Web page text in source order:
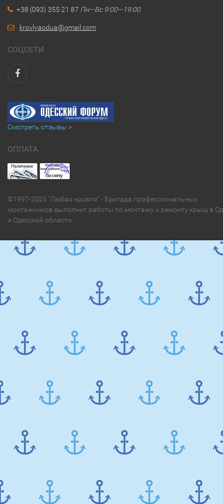
+38 (093) 355 21 87 Пн—Вс 9:00—19:00
krovlyaodua@gmail.com
СОЦСЕТИ
Смотреть отзывы >
ОПЛАТА
©1997-2025 "Любая кровля" - Бригада профессиональных
монтажников выполнит работы по монтажу и ремонту крыш в
и Одесской области